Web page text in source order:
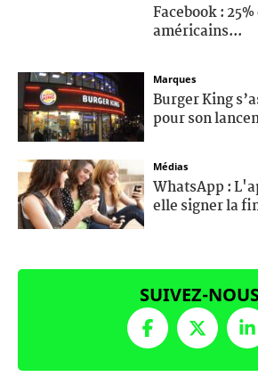
Facebook :
américains...
Marques
Burger King
pour son
Médias
WhatsApp :
elle signer la
SUIVEZ-